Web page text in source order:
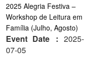
2025 Alegria Festiva –
Workshop de Leitura em
Família (Julho, Agosto)
Event Date： 2025-
07-05